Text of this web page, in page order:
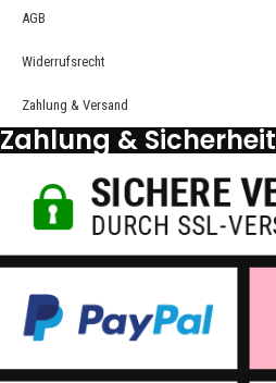
AGB
Widerrufsrecht
Zahlung & Versand
Zahlung & Sicherheit